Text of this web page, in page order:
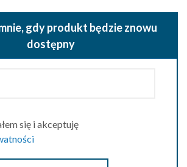
gdy produkt będzie znowu
dostępny
się i akceptuję